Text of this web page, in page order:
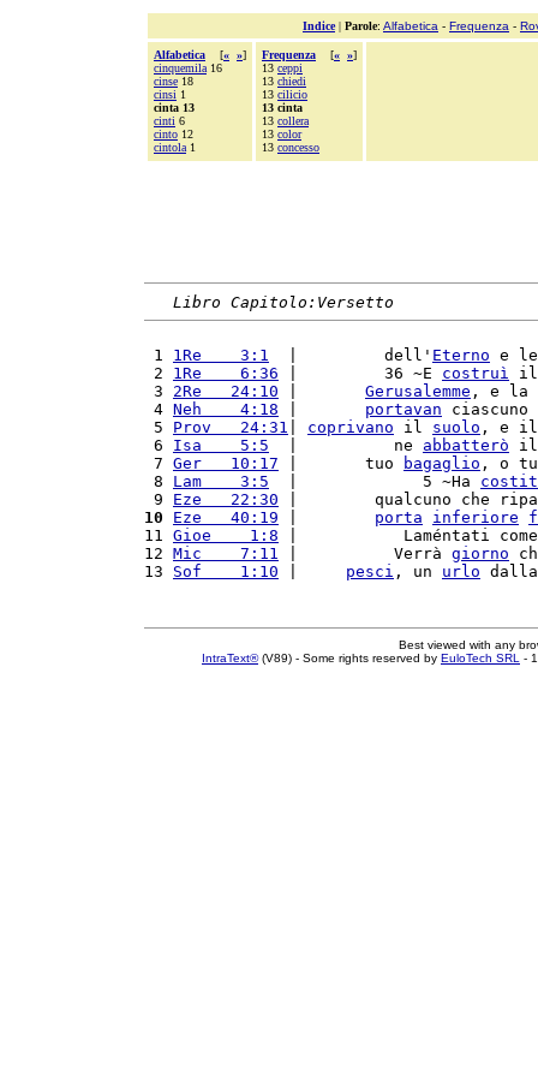
Indice| Parole: Alfabetica - Frequenza -
Alfabetica [« »]
cinquemila 16
cinse 18
cinsi 1
cinta 13
cinti 6
cinto 12
cintola 1
Frequenza [« »]
13 ceppi
13 chiedi
13 cilicio
13 cinta
13 collera
13 color
13 concesso
Libro Capitolo:Versetto
1 1Re    3:1
  |         dell'
Eterno e
2 1Re    6:36 |         36 ~E costruì
3 2Re   24:10 Gerusalemme , e la
4 Neh    4:18 portavan
5 Prov   24:31 coprivano il suolo , e
6 Isa    5:5
  |          ne
abbatterò
7 Ger   10:17 |       tuo bagaglio , o
8 Lam    3:5
  |             5 ~Ha
9 Eze   22:30 |        qualcuno che
10
Eze   40:19 porta inferiore
11 Gioe    1:8 |           Laméntati
12 Mic    7:11 |          Verrà giorno
13 Sof    1:10 pesci , un urlo
Best viewed with any
IntraText®(V89) - Some rights reserved by EuloTech SRL -